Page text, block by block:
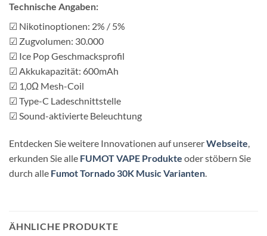
Technische Angaben:
☑ Nikotinoptionen: 2% / 5%
☑ Zugvolumen: 30.000
☑ Ice Pop Geschmacksprofil
☑ Akkukapazität: 600mAh
☑ 1,0Ω Mesh-Coil
☑ Type-C Ladeschnittstelle
☑ Sound-aktivierte Beleuchtung
Entdecken Sie weitere Innovationen auf unsererWebseite,
erkunden Sie alle FUMOT VAPE Produkte oder stöbern Sie
durch alle Fumot Tornado 30K Music Varianten.
ÄHNLICHE PRODUKTE